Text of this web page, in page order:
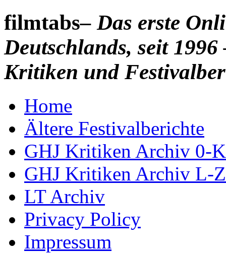
filmtabs– Das erste
Deutschlands, seit
Kritiken und
Home
Ältere Festivalberichte
GHJ Kritiken Archiv 0-K
GHJ Kritiken Archiv L-Z
LT Archiv
Privacy Policy
Impressum